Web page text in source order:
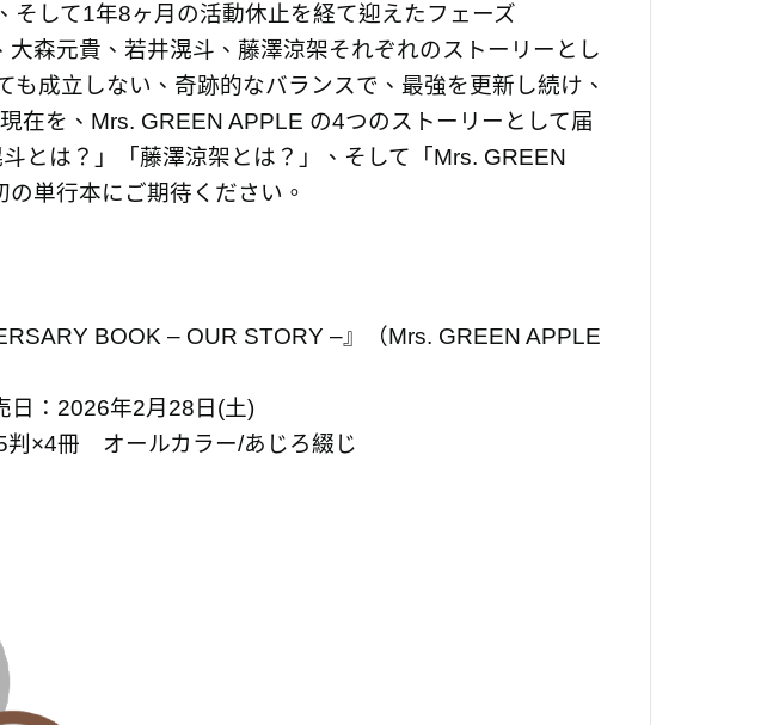
そして1年8ヶ月の活動休止を経て迎えたフェーズ
森元貴、若井滉斗、藤澤涼架それぞれのストーリーとし
成立しない、奇跡的なバランスで、最強を更新し続け、
在を、Mrs. GREEN APPLE の4つのストーリーとして届
とは？」「藤澤涼架とは？」、そして「Mrs. GREEN
単行本にご期待ください。
BOOK – OUR STORY –』（Mrs. GREEN APPLE
：2026年2月28日(土)
判×4冊 オールカラー/あじろ綴じ